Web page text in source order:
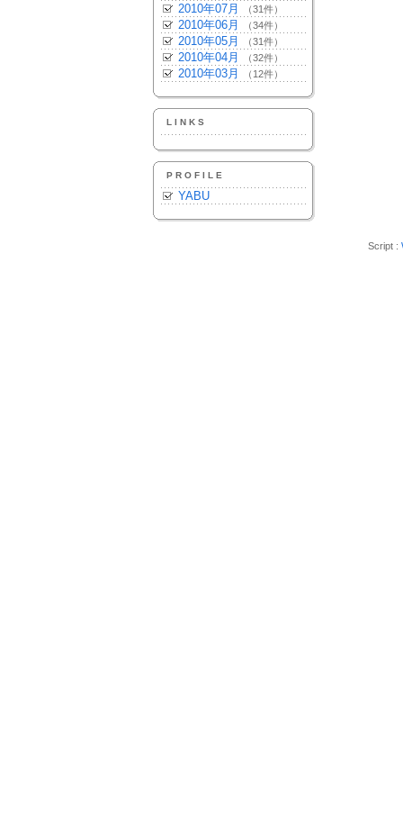
2010年07月 （31件）
2010年06月 （34件）
2010年05月 （31件）
2010年04月 （32件）
2010年03月 （12件）
LINKS
PROFILE
YABU
Script :